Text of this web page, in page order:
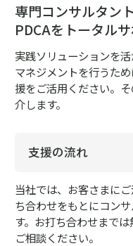
専門コンサルタン
PDCAをトータル
実践ソリューションを
マネジメントを行うた
援をご活用ください。
介します。
支援の流れ
当社では、お客さまに
ち合わせをもとにコン
す。 お打ち合わせまで
ご相談ください。